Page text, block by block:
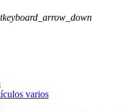
keyboard_arrow_down
varios